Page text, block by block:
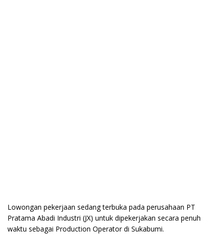
Lowongan pekerjaan sedang terbuka pada perusahaan PT
Pratama Abadi Industri (JX) untuk dipekerjakan secara penuh
waktu sebagai Production Operator di Sukabumi.